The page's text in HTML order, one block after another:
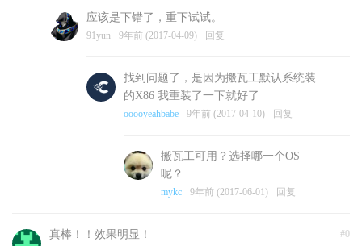
应该是下错了，重下试试。
91yun 9年前 (2017-04-09) 回复
找到问题了，是因为搬瓦工默认系统装
的X86 我重装了一下就好了
ooooyeahbabe 9年前 (2017-04-10) 回复
搬瓦工可用？选择哪一个OS
呢？
mykc 9年前 (2017-06-01) 回复
#0
真棒！！效果明显！